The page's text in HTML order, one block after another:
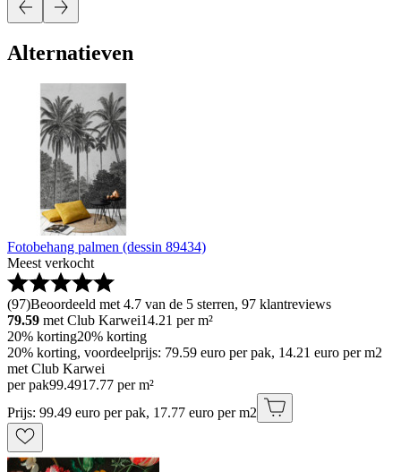
Alternatieven
Fotobehang palmen (dessin 89434)
Meest verkocht
(97)Beoordeeld met 4.7 van de 5 sterren, 97 klantreviews
79.59 met Club Karwei14.21 per m²
20% korting20% korting
20% korting, voordeelprijs: 79.59 euro per pak, 14.21 euro per m2
met Club Karwei
per pak99.4917.77 per m²
Prijs: 99.49 euro per pak, 17.77 euro per m2